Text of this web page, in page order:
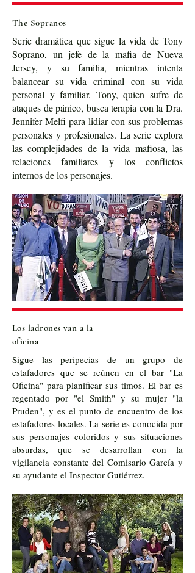
The Sopranos
Serie dramática que sigue la vida de Tony
Soprano, un jefe de la mafia de Nueva
Jersey, y su familia, mientras intenta
balancear su vida criminal con su vida
personal y familiar. Tony, quien sufre de
ataques de pánico, busca terapia con la Dra.
Jennifer Melfi para lidiar con sus problemas
personales y profesionales. La serie explora
las complejidades de la vida mafiosa, las
relaciones familiares y los conflictos
internos de los personajes.
Los ladrones van a la
oficina
Sigue las peripecias de un grupo de
estafadores que se reúnen en el bar "La
Oficina" para planificar sus timos. El bar es
regentado por "el Smith" y su mujer "la
Pruden", y es el punto de encuentro de los
estafadores locales. La serie es conocida por
sus personajes coloridos y sus situaciones
absurdas, que se desarrollan con la
vigilancia constante del Comisario García y
su ayudante el Inspector Gutiérrez.